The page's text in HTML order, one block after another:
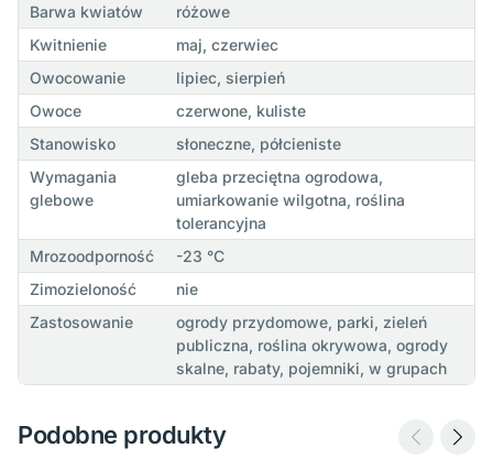
Barwa kwiatów
różowe
Kwitnienie
maj, czerwiec
Owocowanie
lipiec, sierpień
Owoce
czerwone, kuliste
Stanowisko
słoneczne, półcieniste
Wymagania
glebowe
gleba przeciętna ogrodowa,
umiarkowanie wilgotna, roślina
tolerancyjna
Mrozoodporność
-23 °C
Zimozieloność
nie
Zastosowanie
ogrody przydomowe, parki, zieleń
publiczna, roślina okrywowa, ogrody
skalne, rabaty, pojemniki, w grupach
Podobne produkty